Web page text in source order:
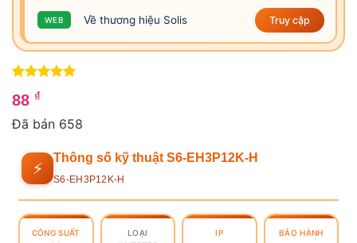
WEB Về thương hiệu Solis Truy cập
trên 5
dựa trên
88 ₫
Đã bán 658
⚡
Thông số kỹ thuật S6-EH3P12K-H
S6-EH3P12K-H
CÔNG SUẤT
LOẠI
IP BẢO HÀNH